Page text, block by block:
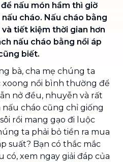
nấu món hầm thì giờ
cháo. Nấu cháo bằng
tiết kiệm thời gian hơn
nấu cháo bằng nồi áp
biết.
bà, cha mẹ chúng ta
nồi bình thường để
nở đều, nhuyễn và rất
cháo cũng chỉ giống
rồi mang gạo đi luộc
ta phải bỏ tiền ra mua
suất? Bạn có thắc mắc
có, xem ngay giải đáp của